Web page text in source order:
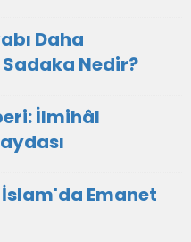
Daha
Nedir?
İlmihâl
Emanet